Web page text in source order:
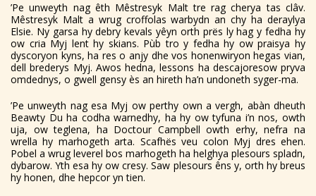
’Pe unweyth nag êth Mêstresyk Malt tre rag cherya tas clâv.
Mêstresyk Malt a wrug croffolas warbydn an chy ha deraylya
Elsie. Ny garsa hy debry kevals yêyn orth prës ly hag y fedha hy
ow cria Myj lent hy skians. Pùb tro y fedha hy ow praisya hy
dyscoryon kyns, ha res o anjy dhe vos honenwiryon hegas vian,
dell brederys Myj. Awos hedna, lessons ha descajoresow pryva
omdednys, o gwell gensy ès an hireth ha’n undoneth syger-ma.
’Pe unweyth nag esa Myj ow perthy own a vergh, abàn dheuth
Beawty Du ha codha warnedhy, ha hy ow tyfuna i’n nos, owth
uja, ow teglena, ha Doctour Campbell owth erhy, nefra na
wrella hy marhogeth arta. Scafhës veu colon Myj dres ehen.
Pobel a wrug leverel bos marhogeth ha helghya plesours spladn,
dybarow. Yth esa hy ow cresy. Saw plesours êns y, orth hy breus
hy honen, dhe hepcor yn tien.